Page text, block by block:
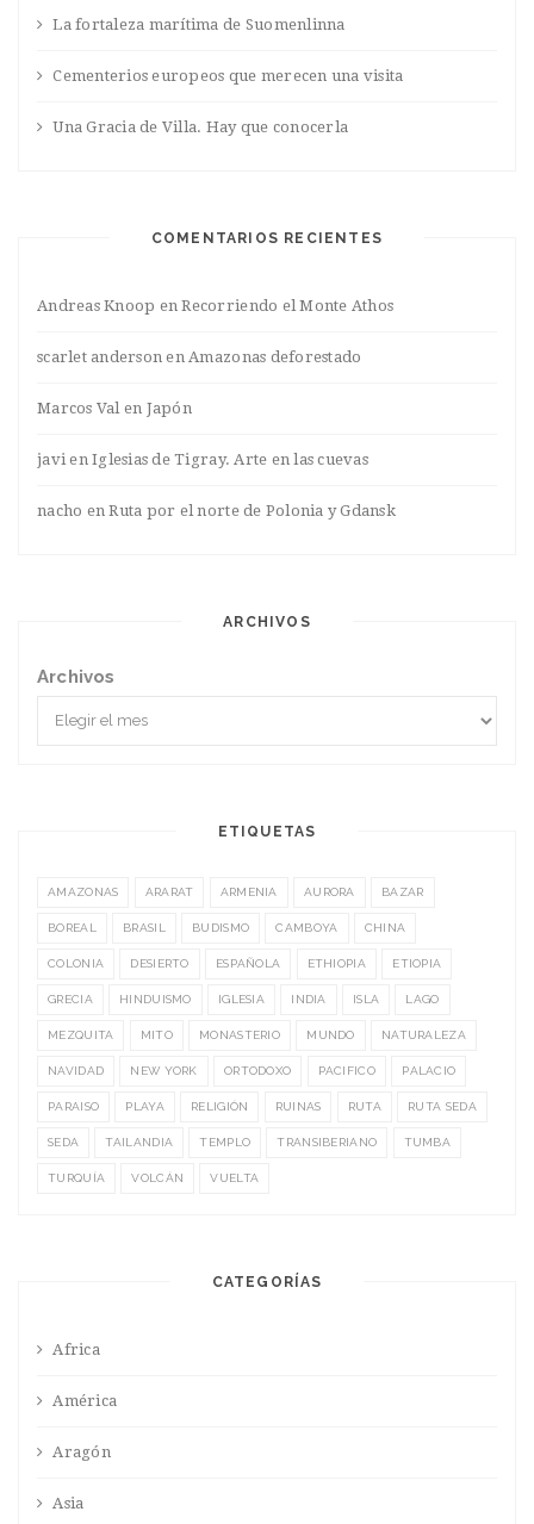
La fortaleza marítima de Suomenlinna
Cementerios europeos que merecen una visita
Una Gracia de Villa. Hay que conocerla
COMENTARIOS RECIENTES
Andreas Knoop enRecorriendo el Monte Athos
scarlet anderson en Amazonas deforestado
Marcos Val en Japón
javi enIglesias de Tigray. Arte en las cuevas
nacho enRuta por el norte de Polonia y Gdansk
ARCHIVOS
Archivos
ETIQUETAS
AMAZONAS ARARAT ARMENIA AURORA BAZAR
BOREAL BRASIL BUDISMO CAMBOYA CHINA
COLONIA DESIERTO ESPAÑOLA ETHIOPIA ETIOPIA
GRECIA HINDUISMO IGLESIA INDIA ISLA LAGO
MEZQUITA MITO MONASTERIO MUNDO NATURALEZA
NAVIDAD NEW YORK ORTODOXO PACIFICO PALACIO
PARAISO PLAYA RELIGIÓN RUINAS RUTA RUTA SEDA
SEDA TAILANDIA TEMPLO TRANSIBERIANO TUMBA
TURQUÍA VOLCÁN VUELTA
CATEGORÍAS
Africa
América
Aragón
Asia